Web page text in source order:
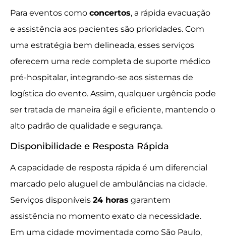
Para eventos como concertos, a rápida evacuação
e assistência aos pacientes são prioridades. Com
uma estratégia bem delineada, esses serviços
oferecem uma rede completa de suporte médico
pré-hospitalar, integrando-se aos sistemas de
logística do evento. Assim, qualquer urgência pode
ser tratada de maneira ágil e eficiente, mantendo o
alto padrão de qualidade e segurança.
Disponibilidade e Resposta Rápida
A capacidade de resposta rápida é um diferencial
marcado pelo aluguel de ambulâncias na cidade.
Serviços disponíveis 24 horas garantem
assistência no momento exato da necessidade.
Em uma cidade movimentada como São Paulo,